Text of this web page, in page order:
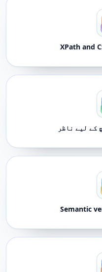
XPath and
Semantic